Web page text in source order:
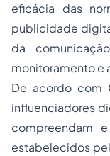
eficácia das
publicidade
da
monitoramento e
De acordo com
influenciadores
compreendam
estabelecidos